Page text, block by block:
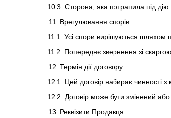
10.3. Сторона, яка потрапила під
Врегулювання спорів
11.1. Усі спори вирішуються шляхом
11.2. Попереднє звернення зі
Термін дії договору
12.1. Цей договір набирає чинності
12.2. Договір може бути змінений
Реквізити Продавця